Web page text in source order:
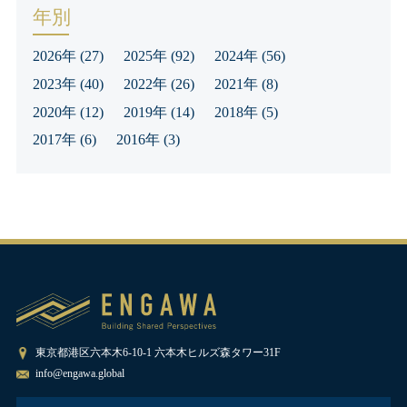
年別
2026年 (27) 2025年 (92) 2024年 (56)
2023年 (40) 2022年 (26) 2021年 (8)
2020年 (12) 2019年 (14) 2018年 (5)
2017年 (6) 2016年 (3)
東京都港区六本木6-10-1 六本木ヒルズ森タワー31F
info@engawa.global